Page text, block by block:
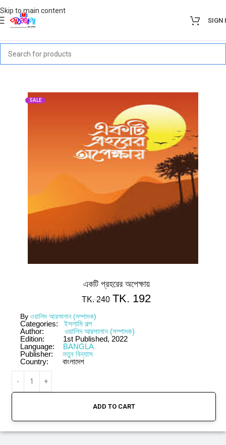
Skip to main content
SIGN
SALE
একটি প্রহরের অপেক্ষায়
TK.240 TK. 192
By ওয়ালিদ আরসালান (সম্পাদক)
Categories:
ইসলামি গল্প
Author:
ওয়ালিদ আরসালান (সম্পাদক)
Edition:
1st Published, 2022
Language:
BANGLA
Publisher:
নতুন বিন্যাস
Country:
বাংলাদেশ
ADD TO CART